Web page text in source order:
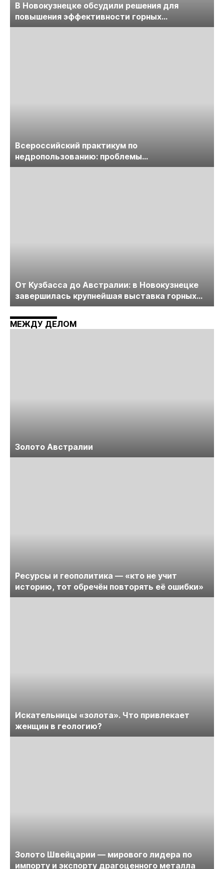
В Новокузнецке обсудили решения для
повышения эффективности горных
предприятий
Всероссийский практикум по
недропользованию: проблемы
лицензирования, цифровизации, экспертизы
От Кузбасса до Австралии: в Новокузнецке
завершилась крупнейшая выставка горных
технологий «Недра России. Уголь России и
Майнинг»
МЕЖДУ ДЕЛОМ
Золото Австралии
Ресурсы и геополитика — «кто не учит
историю, тот обречён повторять её ошибки»
Искательницы «золота». Что привлекает
женщин в геологию?
Золото Швейцарии — мирового лидера по
импорту и экспорту драгоценного металла